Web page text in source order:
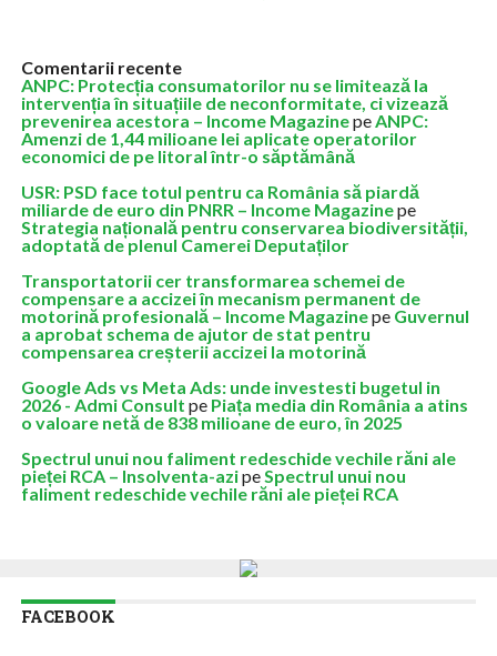
Comentarii recente
ANPC: Protecția consumatorilor nu se limitează la
intervenția în situațiile de neconformitate, ci vizează
prevenirea acestora – Income MagazinepeANPC:
Amenzi de 1,44 milioane lei aplicate operatorilor
economici de pe litoral într-o săptămână
USR: PSD face totul pentru ca România să piardă
miliarde de euro din PNRR – Income Magazinepe
Strategia națională pentru conservarea biodiversității,
adoptată de plenul Camerei Deputaților
Transportatorii cer transformarea schemei de
compensare a accizei în mecanism permanent de
motorină profesională – Income Magazinepe Guvernul
a aprobat schema de ajutor de stat pentru
compensarea creșterii accizei la motorină
Google Ads vs Meta Ads: unde investesti bugetul in
2026 - Admi Consult pe Piața media din România a atins
o valoare netă de 838 milioane de euro, în 2025
Spectrul unui nou faliment redeschide vechile răni ale
pieței RCA – Insolventa-azipeSpectrul unui nou
faliment redeschide vechile răni ale pieței RCA
FACEBOOK